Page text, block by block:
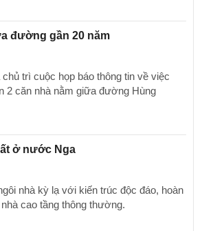
đường gần 20 năm
trì cuộc họp báo thông tin về việc
2 căn nhà nằm giữa đường Hùng
ở nước Nga
nhà kỳ lạ với kiến trúc độc đáo, hoàn
cao tầng thông thường.